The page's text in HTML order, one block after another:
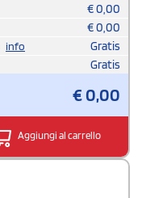
€0,00
€0,00
info
Gratis
Gratis
€0,00
Aggiungi al carrello